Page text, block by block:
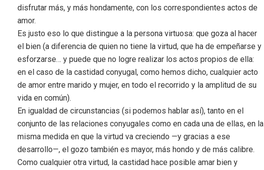
disfrutar más, y más hondamente, con los correspondientes actos de
amor.
Es justo eso lo que distingue a la persona virtuosa: que goza al hacer
el bien (a diferencia de quien no tiene la virtud, que ha de empeñarse y
esforzarse… y puede que no logre realizar los actos propios de ella:
en el caso de la castidad conyugal, como hemos dicho, cualquier acto
de amor entre marido y mujer, en todo el recorrido y la amplitud de su
vida en común).
En igualdad de circunstancias (si podemos hablar así), tanto en el
conjunto de las relaciones conyugales como en cada una de ellas, en la
misma medida en que la virtud va creciendo —y gracias a ese
desarrollo—, el gozo también es mayor, más hondo y de más calibre.
Como cualquier otra virtud, la castidad hace posible amar bien y